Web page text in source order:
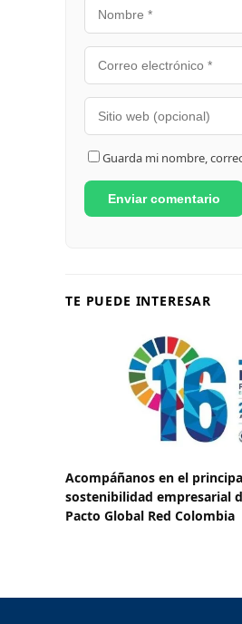
Guarda mi nombre,
TE PUEDE INTERESAR
Acompáñanos en el
sostenibilidad empresarial
Pacto Global Red Colombia